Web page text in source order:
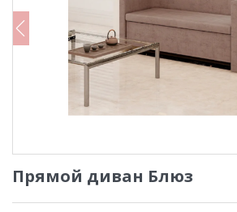
Прямой диван Блюз